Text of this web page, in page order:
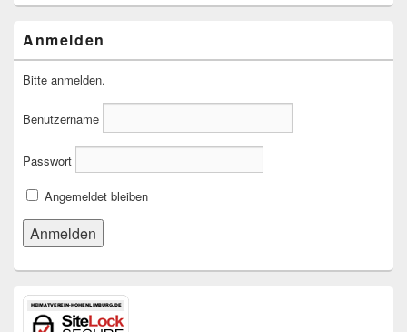
Anmelden
Bitte anmelden.
Benutzername
Passwort
Angemeldet bleiben